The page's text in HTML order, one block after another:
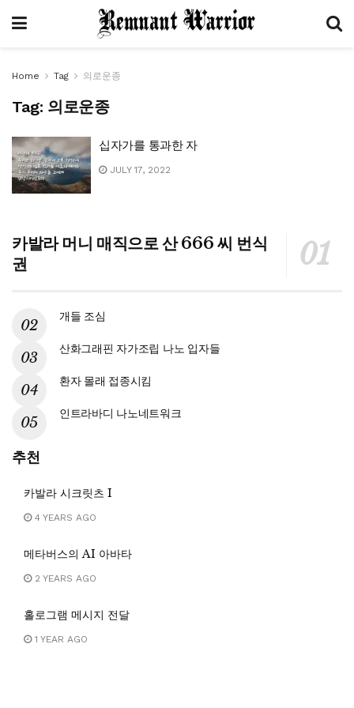
Home Tag 의로운종
Tag: 의로운종
십자가를 통과한 자
JULY 17, 2022
카발라 머니 매직으로 산 666 씨 번식
권
개들 조심
산화그래핀 자가조립 나노 입자들
환자 몰래 접종시킴
인트라바디 나노네트워크
추천
카발라 시크릿츠 I
4 YEARS AGO
메타버스의 AI 아바타
2 YEARS AGO
홀로그램 메시지 전달
1 YEAR AGO